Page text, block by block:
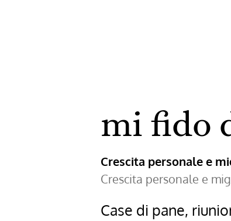
mi fido
Crescita personale e
Crescita personale e
Case di pane,